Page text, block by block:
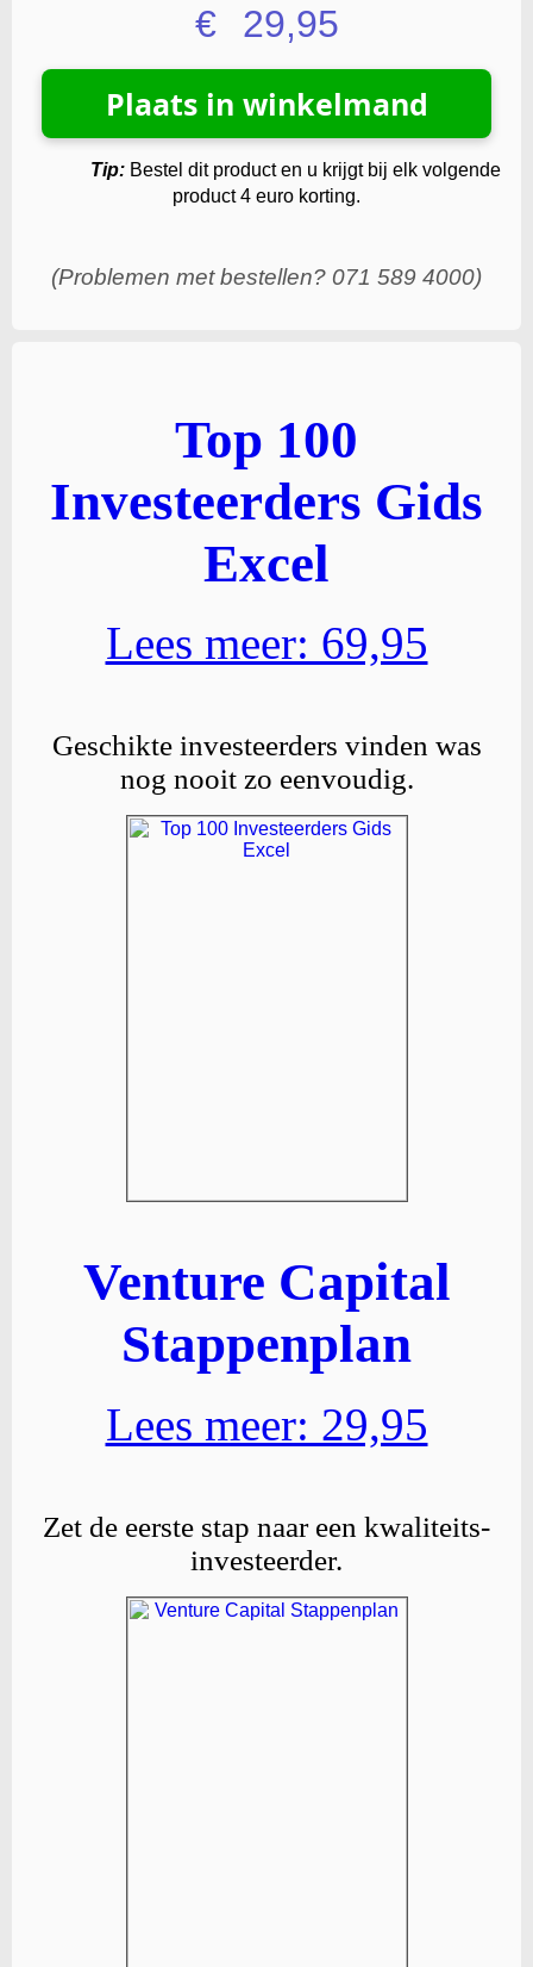
€ 29,95
Tip: Bestel dit product en u krijgt bij elk volgende
product 4 euro korting.
(Problemen met bestellen? 071 589 4000)
Top 100
Investeerders Gids
Excel
Lees meer: 69,95
Geschikte investeerders vinden was
nog nooit zo eenvoudig.
Venture Capital
Stappenplan
Lees meer: 29,95
Zet de eerste stap naar een kwaliteits-
investeerder.